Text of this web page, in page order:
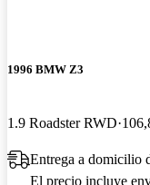
1996 BMW Z3
1.9 Roadster RWD
Entrega a domicilio
El precio incluye